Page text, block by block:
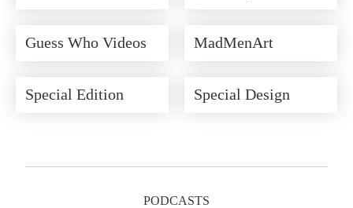
Guess Who Videos MadMenArt
Special Edition Special Design
PODCASTS